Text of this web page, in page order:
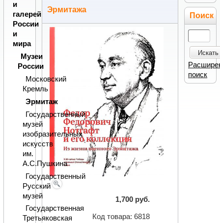
Эрмитажа
1,700 руб.
Код товара: 6818
и
галерей
России
и
мира
Музеи
России
Московский
Кремль
Эрмитаж
Государственный
музей
изобразительных
искусств
им.
А.С.Пушкина
Государственный
Русский
музей
Государственная
Третьяковская
Поиск
Искать
поиск